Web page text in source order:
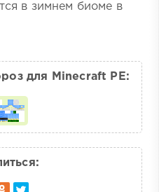
в зимнем биоме в
для Minecraft PE: